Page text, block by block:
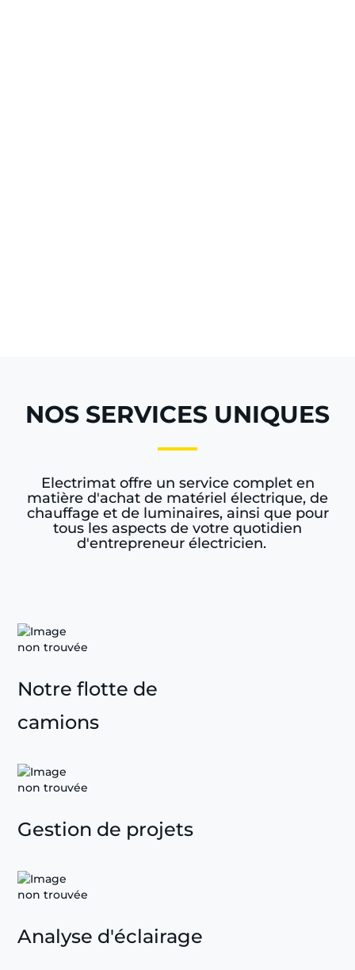
NOS SERVICES UNIQUES
Electrimat offre un service complet en
matière d'achat de matériel électrique, de
chauffage et de luminaires, ainsi que pour
tous les aspects de votre quotidien
d'entrepreneur électricien.
Notre flotte de
camions
Gestion de projets
Analyse d'éclairage